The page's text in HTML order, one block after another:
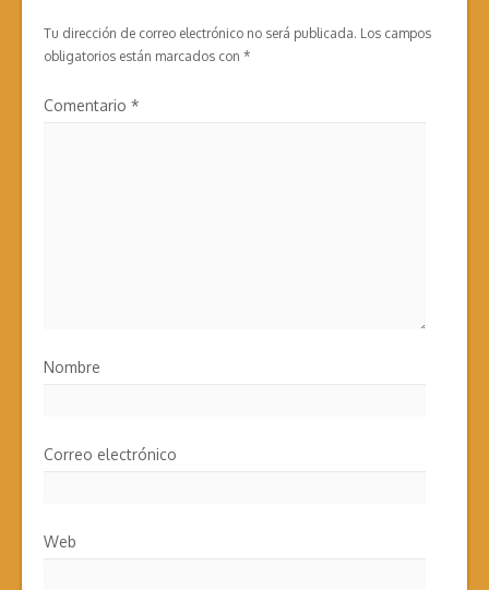
Tu dirección de correo electrónico no será publicada. Los campos
obligatorios están marcados con *
Comentario *
Nombre
Correo electrónico
Web